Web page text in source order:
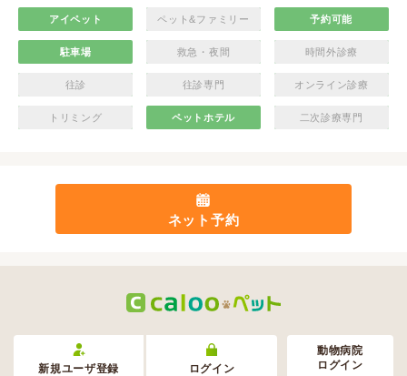
アイペット ペット&ファミリー 予約可能
駐車場 救急・夜間 時間外診療
往診 往診専門 オンライン診療
トリミング ペットホテル 二次診療専門
ネット予約
新規ユーザ登録 ログイン
動物病院
ログイン